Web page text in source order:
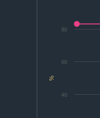
%
40
60
80